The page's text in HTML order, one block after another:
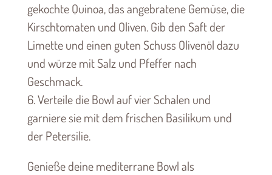
gekochte Quinoa, das angebratene Gemüse, die
Kirschtomaten und Oliven. Gib den Saft der
Limette und einen guten Schuss Olivenöl dazu
und würze mit Salz und Pfeffer nach
Geschmack.
6. Verteile die Bowl auf vier Schalen und
garniere sie mit dem frischen Basilikum und
der Petersilie.
Genieße deine mediterrane Bowl als